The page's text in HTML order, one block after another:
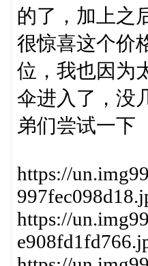
的了，加上之
很惊喜这个价
位，我也因为
伞进入了，没
弟们尝试一下
https://
https://